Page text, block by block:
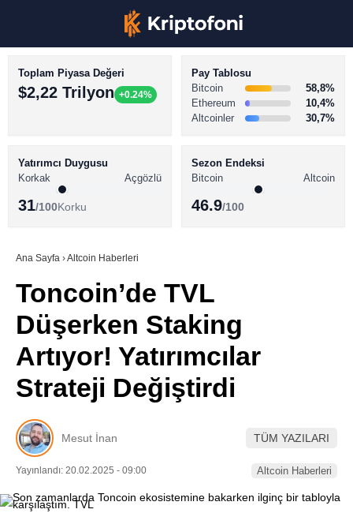
TikTok
BİTCOİN HABERLERİ
ALTCOİN HABERLERİ
SÖZLÜK
Toplam Piyasa Değeri
$2,22 Trilyon +0.24%
Pay Tablosu
Bitcoin
58,8%
Ethereum
10,4%
Altcoinler
30,7%
Yatırımcı Duygusu
Korkak
Açgözlü
31/100Korku
Sezon Endeksi
Bitcoin
Altcoin
46.9/100
Ana Sayfa ›Altcoin Haberleri
Toncoin’de TVL
Düşerken Staking
Artıyor! Yatırımcılar
Strateji Değiştirdi
Mesut İnan TÜM YAZILARI
Yayınlandı: 20.02.2025 - 09:00 Altcoin Haberleri